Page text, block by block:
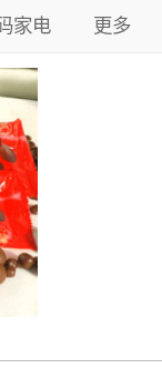
家电 更多